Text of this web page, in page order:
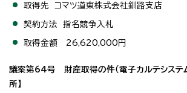
取得先 コマツ道東株式会社釧路支店
契約方法 指名競争入札
取得金額 26,620,000円
議案第64号 財産取得の件（電子カルテシステ
所】